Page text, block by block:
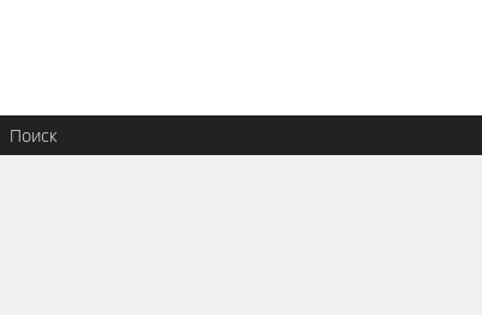
Поиск